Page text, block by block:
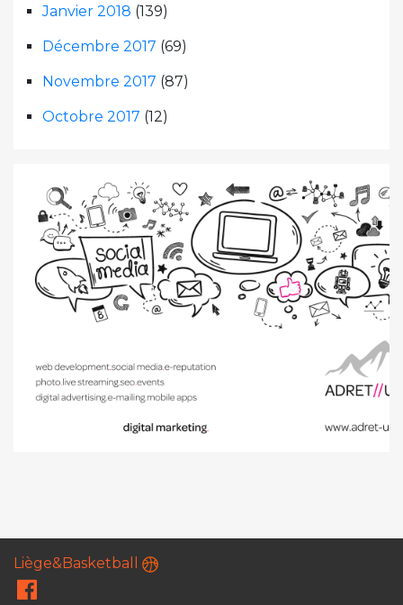
Janvier 2018 (139)
Décembre 2017 (69)
Novembre 2017 (87)
Octobre 2017 (12)
Liège&Basketball